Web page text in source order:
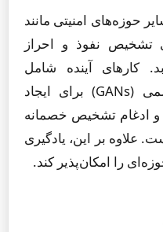
حوزه‌های امنیتی مانند
تشخیص نفوذ و احراز
کارهای آینده شامل
بررسی شبکه‌های مولد تخاصمی (GANs) برای ایجاد
و ادغام تشخیص خصمانه
علاوه بر این، یادگیری
را امکان‌پذیر کند.